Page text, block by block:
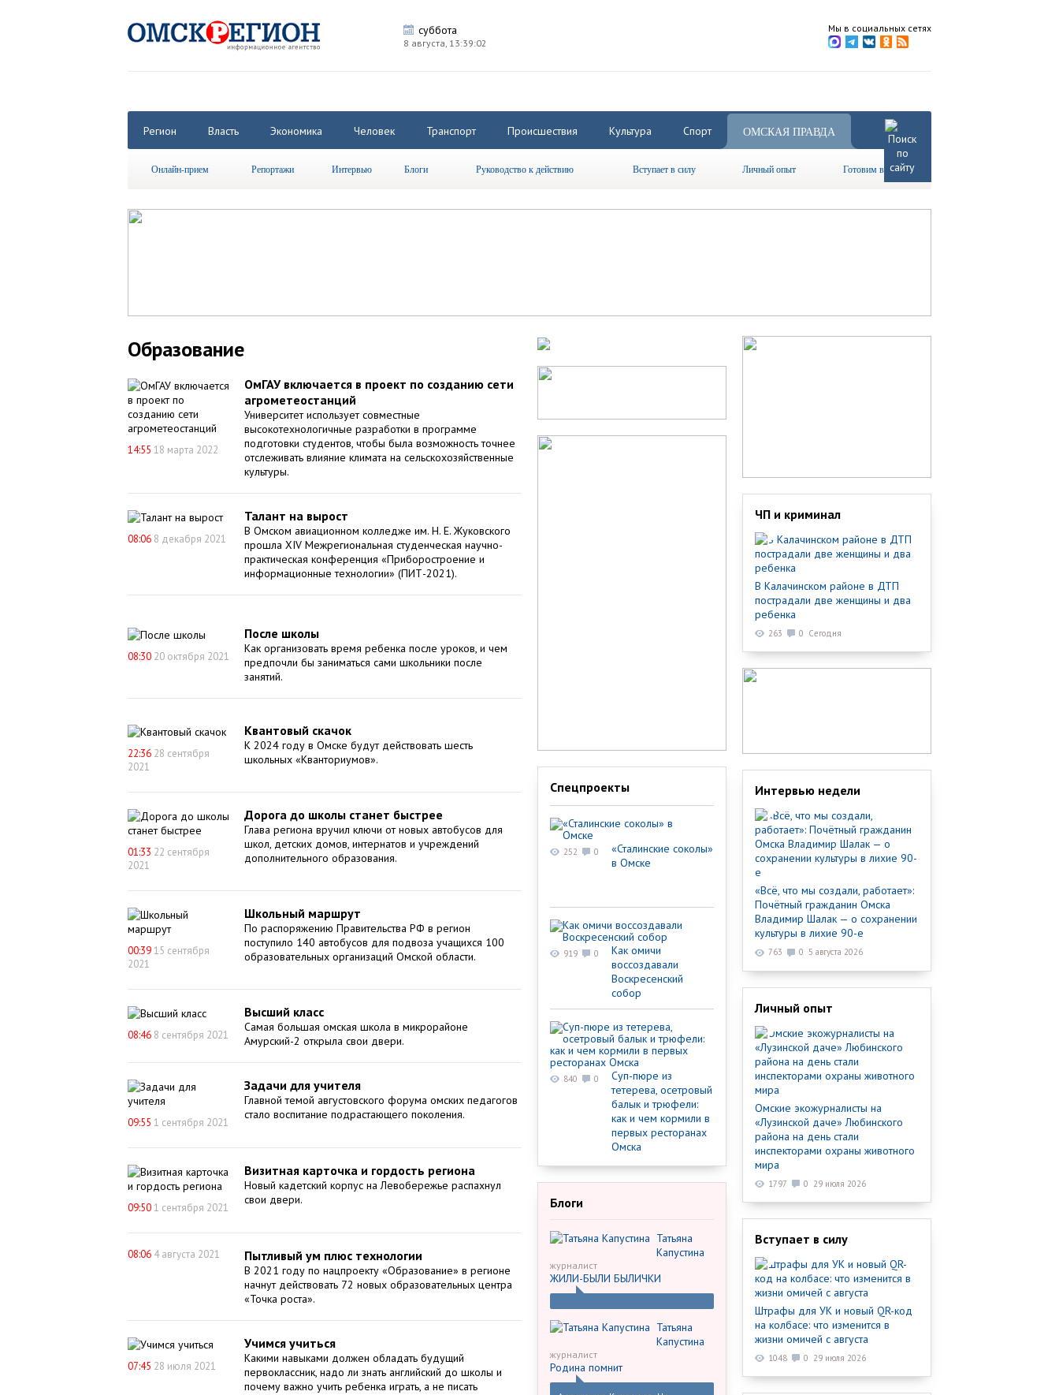
суббота
8 августа, 13:39:02
Мы в социальных сетях
Регион Власть Экономика Человек Транспорт Происшествия Культура Спорт ОМСКАЯ ПРАВДА
Онлайн-прием Репортажи Интервью Блоги Руководство к действию Вступает в силу Личный опыт Готовим вместе
Образование
14:55 18 марта 2022
ОмГАУ включается в проект по созданию сети
агрометеостанций
Университет использует совместные
высокотехнологичные разработки в программе
подготовки студентов, чтобы была возможность точнее
отслеживать влияние климата на сельскохозяйственные
культуры.
08:06 8 декабря 2021
Талант на вырост
В Омском авиационном колледже им. Н. Е. Жуковского
прошла XIV Межрегиональная студенческая научно-
практическая конференция «Приборостроение и
информационные технологии» (ПИТ-2021).
08:30 20 октября 2021
После школы
Как организовать время ребенка после уроков, и чем
предпочли бы заниматься сами школьники после
занятий.
22:36 28 сентября
2021
Квантовый скачок
К 2024 году в Омске будут действовать шесть
школьных «Кванториумов».
01:33 22 сентября
2021
Дорога до школы станет быстрее
Глава региона вручил ключи от новых автобусов для
школ, детских домов, интернатов и учреждений
дополнительного образования.
00:3915 сентября
2021
Школьный маршрут
По распоряжению Правительства РФ в регион
поступило 140 автобусов для подвоза учащихся 100
образовательных организаций Омской области.
08:46 8 сентября 2021
Высший класс
Самая большая омская школа в микрорайоне
Амурский-2 открыла свои двери.
09:55 1 сентября 2021
Задачи для учителя
Главной темой августовского форума омских педагогов
стало воспитание подрастающего поколения.
09:501 сентября 2021
Визитная карточка и гордость региона
Новый кадетский корпус на Левобережье распахнул
свои двери.
08:06 4 августа 2021 Пытливый ум плюс технологии
В 2021 году по нацпроекту «Образование» в регионе
начнут действовать 72 новых образовательных центра
«Точка роста».
07:45 28 июля 2021
Учимся учиться
Какими навыками должен обладать будущий
первоклассник, надо ли знать английский до школы и
почему важно учить ребенка играть, а не писать
Спецпроекты
«Сталинские соколы»
в Омске
252 0
Как омичи
воссоздавали
Воскресенский
собор
919 0
Суп-пюре из
тетерева, осетровый
балык и трюфели:
как и чем кормили в
первых ресторанах
Омска
840 0
Блоги
Татьяна
Капустина
журналист
ЖИЛИ-БЫЛИ БЫЛИЧКИ
Татьяна
Капустина
журналист
Родина помнит
ЧП и криминал
В Калачинском районе в ДТП
пострадали две женщины и два
ребенка
263 0 Сегодня
Интервью недели
«Всё, что мы создали, работает»:
Почётный гражданин Омска
Владимир Шалак — о сохранении
культуры в лихие 90-е
763 0 5 августа 2026
Личный опыт
Омские экожурналисты на
«Лузинской даче» Любинского
района на день стали
инспекторами охраны животного
мира
1797 0 29 июля 2026
Вступает в силу
Штрафы для УК и новый QR-код
на колбасе: что изменится в
жизни омичей с августа
1048 0 29 июля 2026